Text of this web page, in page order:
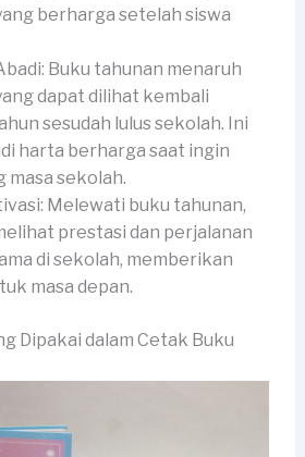
berharga setelah siswa
Buku tahunan menaruh
dapat dilihat kembali
sesudah lulus sekolah. Ini
harta berharga saat ingin
masa sekolah.
Melewati buku tahunan,
prestasi dan perjalanan
di sekolah, memberikan
masa depan.
Dipakai dalam Cetak Buku